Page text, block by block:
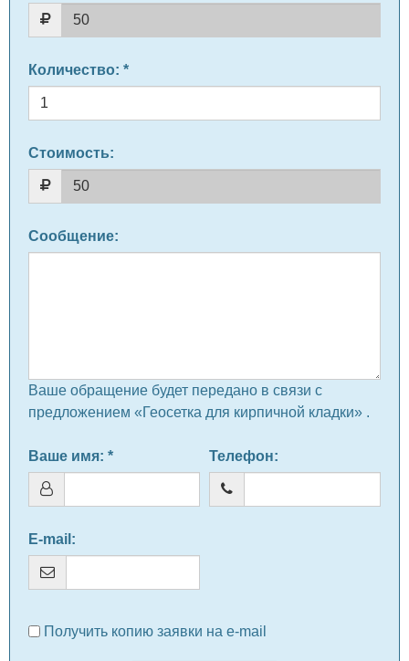
Количество: *
Стоимость:
Сообщение:
Ваше обращение будет передано в связи с
предложением «Геосетка для кирпичной кладки» .
Ваше имя: * Телефон:
E-mail :
Получить копию заявки на e-mail